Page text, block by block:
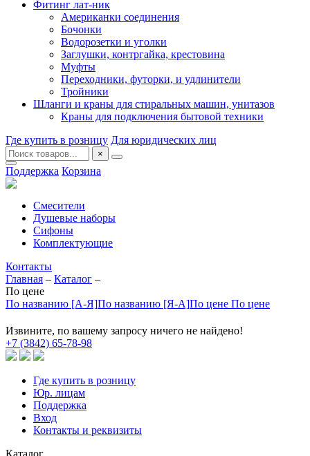
Фитинг лат-ник
Американки соединения
Бочонки
Водорозетки и уголки
Заглушки, контргайка, крестовина
Муфты
Переходники, футорки, и удлинители
Тройники
Шланги и краны для стиральных машин, унитазов
Краны для подключения бытовой техники
Где купить в розницу Для юридических лиц
×
Поддержка Корзина
Смесители
Душевые наборы
Сифоны
Комплектующие
Контакты
Главная – Каталог –
По цене
По названию [А-Я]По названию [Я-А]По цене По цене
Извините, по вашему запросу ничего не найдено!
+7 (3842) 65-78-98
Где купить в розницу
Юр. лицам
Поддержка
Вход
Контакты и реквизиты